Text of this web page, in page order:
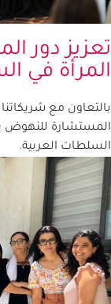
دور
في
مع
للنهوض
العربية.